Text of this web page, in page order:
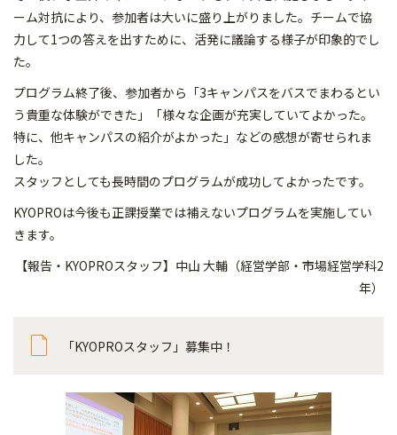
ーム対抗により、参加者は大いに盛り上がりました。チームで協
力して1つの答えを出すために、活発に議論する様子が印象的でし
た。
プログラム終了後、参加者から「3キャンパスをバスでまわるとい
う貴重な体験ができた」「様々な企画が充実していてよかった。
特に、他キャンパスの紹介がよかった」などの感想が寄せられま
した。
スタッフとしても長時間のプログラムが成功してよかったです。
KYOPROは今後も正課授業では補えないプログラムを実施してい
きます。
【報告・KYOPROスタッフ】中山 大輔（経営学部・市場経営学科2
年）
「KYOPROスタッフ」募集中！